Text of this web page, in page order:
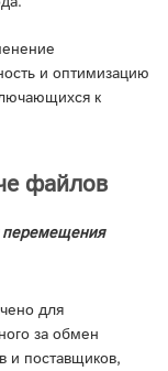
и оптимизацию
к
файлов
перемещения
для
за обмен
и поставщиков,